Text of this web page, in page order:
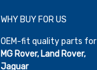
WHY BUY FOR US
OEM-fit quality parts for
MG Rover, Land Rover,
Jaguar